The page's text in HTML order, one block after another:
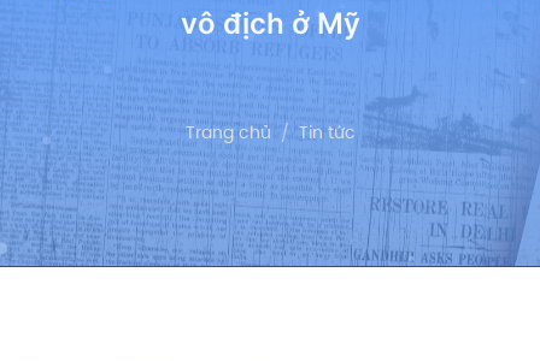
vô địch ở Mỹ
Trang chủ Tin tức